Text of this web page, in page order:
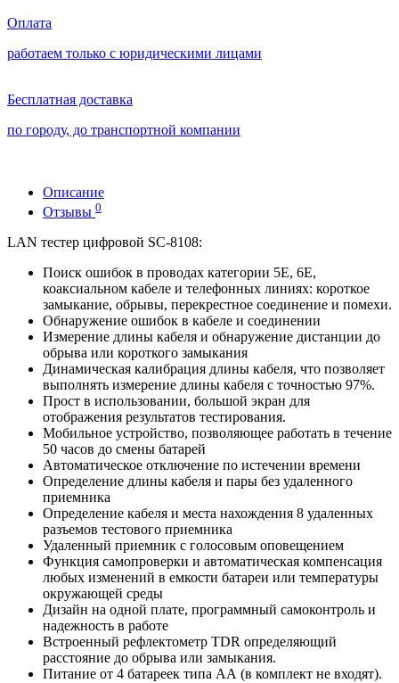
Оплата
работаем только с юридическими лицами
Бесплатная доставка
по городу, до транспортной компании
Описание
Отзывы 0
LAN тестер цифровой SC-8108:
Поиск ошибок в проводах категории 5Е, 6Е,
коаксиальном кабеле и телефонных линиях: короткое
замыкание, обрывы, перекрестное соединение и помехи.
Обнаружение ошибок в кабеле и соединении
Измерение длины кабеля и обнаружение дистанции до
обрыва или короткого замыкания
Динамическая калибрация длины кабеля, что позволяет
выполнять измерение длины кабеля с точностью 97%.
Прост в использовании, большой экран для
отображения результатов тестирования.
Мобильное устройство, позволяющее работать в течение
50 часов до смены батарей
Автоматическое отключение по истечении времени
Определение длины кабеля и пары без удаленного
приемника
Определение кабеля и места нахождения 8 удаленных
разъемов тестового приемника
Удаленный приемник с голосовым оповещением
Функция самопроверки и автоматическая компенсация
любых изменений в емкости батареи или температуры
окружающей среды
Дизайн на одной плате, программный самоконтроль и
надежность в работе
Встроенный рефлектометр TDR определяющий
расстояние до обрыва или замыкания.
Питание от 4 батареек типа АА (в комплект не входят).